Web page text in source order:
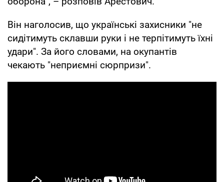
Він наголосив, що українські захисники "не
сидітимуть склавши руки і не терпітимуть їхні
удари". За його словами, на окупантів
чекають "неприємні сюрпризи".